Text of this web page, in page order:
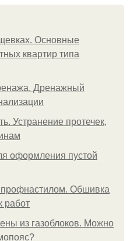
Основные
квартир типа
Дренажный
Устранение протечек,
оформления пустой
профнастилом. Обшивка
работ
из газоблоков. Можно